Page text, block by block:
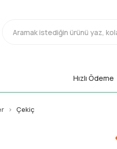
Hızlı Ödeme
Çekiç